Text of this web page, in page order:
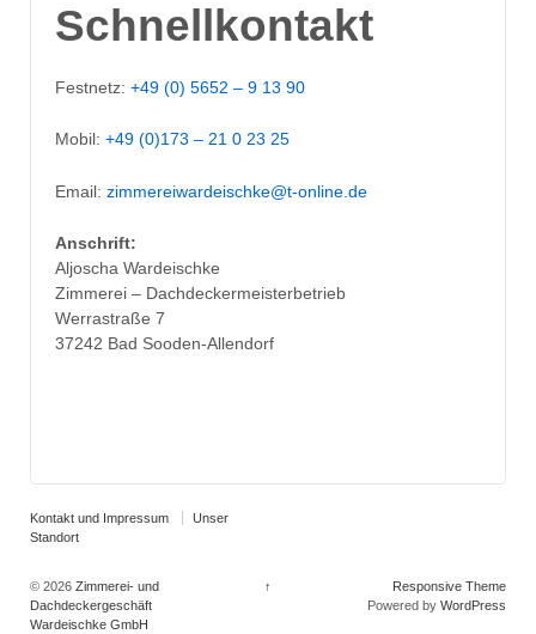
Schnellkontakt
Festnetz: +49 (0) 5652 – 9 13 90
Mobil: +49 (0)173 – 21 0 23 25
Email: zimmereiwardeischke@t-online.de
Anschrift:
Aljoscha Wardeischke
Zimmerei – Dachdeckermeisterbetrieb
Werrastraße 7
37242 Bad Sooden-Allendorf
Kontakt und Impressum
Unser
Standort
© 2026 Zimmerei- und
Dachdeckergeschäft
Wardeischke GmbH
↑
Responsive Theme
Powered by WordPress